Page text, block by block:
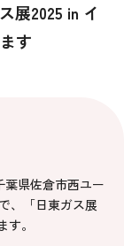
展2025 in イ
す
県佐倉市西ユー
、「日東ガス展
。